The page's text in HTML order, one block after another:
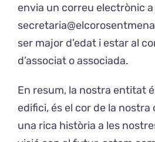
envia un correu electrònic a
ser major d’edat i estar al
d’associat o associada.
En resum, la nostra entitat
edifici, és el cor de la
una rica història a les